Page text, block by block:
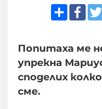
Share
Попитаха ме
упрекна
споделих
сме.